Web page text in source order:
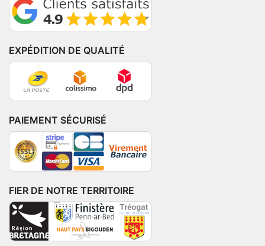
EXPÉDITION DE QUALITÉ
PAIEMENT SÉCURISÉ
FIER DE NOTRE TERRITOIRE